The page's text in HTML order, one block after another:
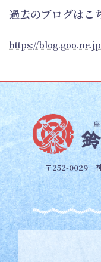
過去のブログはこ
https://
〒252-0029 神